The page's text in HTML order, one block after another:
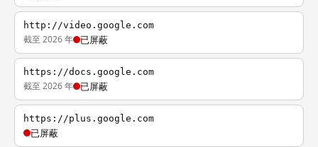
http://video.google.com
截至 2026 年 已屏蔽
https://docs.google.com
截至 2026 年 已屏蔽
https://plus.google.com
已屏蔽